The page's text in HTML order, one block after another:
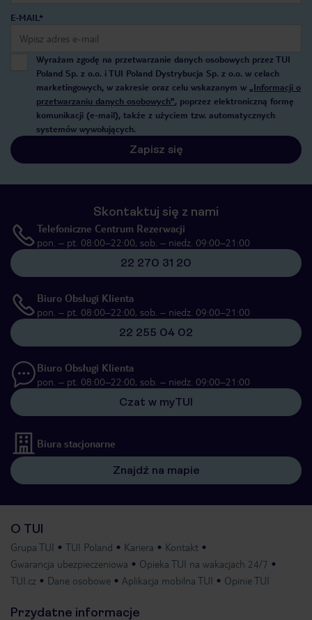
E-MAIL*
Wyrażam zgodę na przetwarzanie danych osobowych przez TUI
Poland Sp. z o.o. i TUI Poland Dystrybucja Sp. z o.o. w celach
marketingowych, w zakresie oraz celu wskazanym w „Informacji o
przetwarzaniu danych osobowych”, poprzez elektroniczną formę
komunikacji (e-mail), także z użyciem tzw. automatycznych
systemów wywołujących.
Zapisz się
Skontaktuj się z nami
Telefoniczne Centrum Rezerwacji
pon. – pt. 08:00–22:00, sob. – niedz. 09:00–21:00
22 270 31 20
Biuro Obsługi Klienta
pon. – pt. 08:00–22:00, sob. – niedz. 09:00–21:00
22 255 04 02
Biuro Obsługi Klienta
pon. – pt. 08:00–22:00, sob. – niedz. 09:00–21:00
Czat w myTUI
Biura stacjonarne
Znajdź na mapie
O TUI
Grupa TUI TUI Poland Kariera
Kontakt
Gwarancja ubezpieczeniowa
Opieka TUI na wakacjach 24/7
TUI.cz
Dane osobowe Aplikacja mobilna TUI Opinie TUI
Przydatne informacje